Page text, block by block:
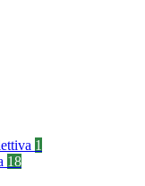
1
18